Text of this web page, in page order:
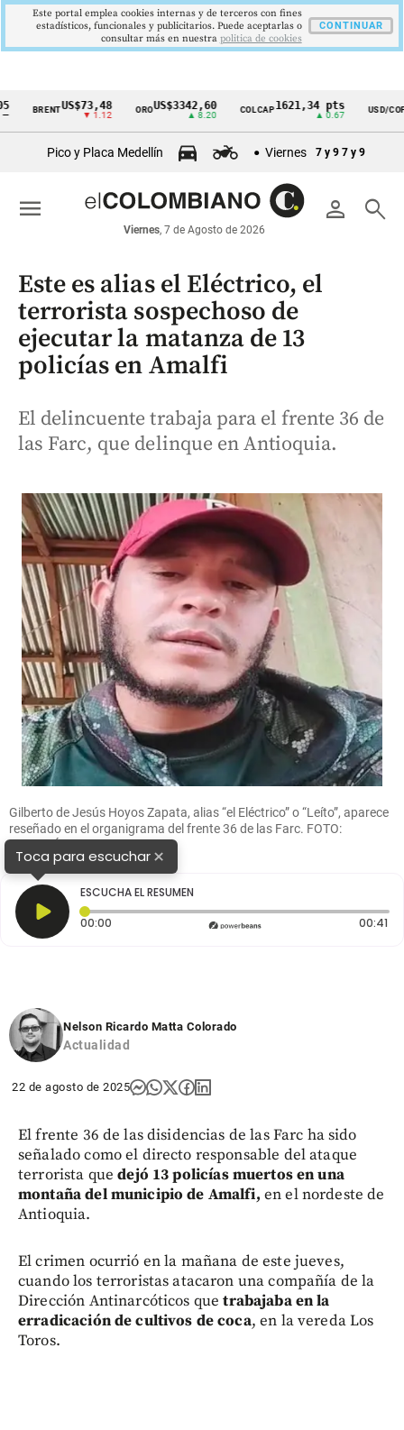
Cintillo
económicos
Colombia
BRENT US$73,48
▼ 1.12
ORO US$3342,60 COLCAP1621,34 pts USD/COP
▲
Pico y Placa Medellín Viernes 7 y 9 7 y 9
person search
Viernes, 7 de Agosto de 2026
menu
Este es alias el Eléctrico, el
terrorista sospechoso de
ejecutar la matanza de 13
policías en Amalfi
El delincuente trabaja para el frente 36 de
las Farc, que delinque en Antioquia.
Gilberto de Jesús Hoyos Zapata, alias “el Eléctrico” o “Leíto”, aparece
reseñado en el organigrama del frente 36 de las Farc. FOTO:
CORTESÍA.
Toca para escuchar×
ESCUCHA EL RESUMEN
00:00 Tiempo transcurrido: 0 segundos 00:41
Nelson Ricardo Matta Colorado
Actualidad
22 de agosto de 2025
El frente 36 de las disidencias de las Farc ha sido
señalado como el directo responsable del ataque
terrorista quedejó 13 policías muertos en una
montaña del municipio de Amalfi, en el nordeste de
Antioquia.
El crimen ocurrió en la mañana de este jueves,
cuando los terroristas atacaron una compañía de la
Dirección Antinarcóticos que trabajaba en la
erradicación de cultivos de coca, en la vereda Los
Toros.
Este portal emplea cookies internas y de terceros con fines
estadísticos, funcionales y publicitarios. Puede aceptarlas o
consultar más en nuestra politica de cookies
CONTINUAR